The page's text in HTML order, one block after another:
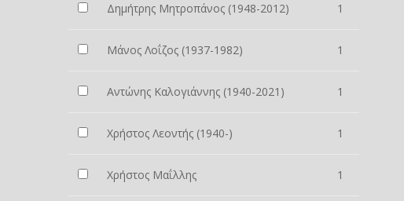
Δημήτρης Μητροπάνος (1948-2012) 1
Μάνος Λοΐζος (1937-1982) 1
Αντώνης Καλογιάννης (1940-2021) 1
Χρήστος Λεοντής (1940-) 1
Χρήστος Μαΐλλης 1